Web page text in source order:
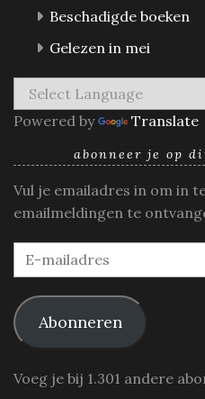
Beschadigde boeken
Gelezen in mei
Powered by Translate
abonneer je op
Vul je emailadres in om in
emailmeldingen te
E-
mailadres
Abonneren
Voeg je bij 1.301 andere